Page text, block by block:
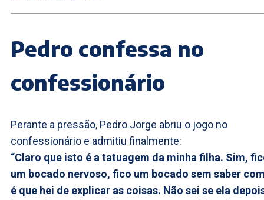
Pedro confessa no
confessionário
Perante a pressão, Pedro Jorge abriu o jogo no
confessionário e admitiu finalmente:
“Claro que isto é a tatuagem da minha filha. Sim,
um bocado nervoso, fico um bocado sem saber
é que hei de explicar as coisas. Não sei se ela